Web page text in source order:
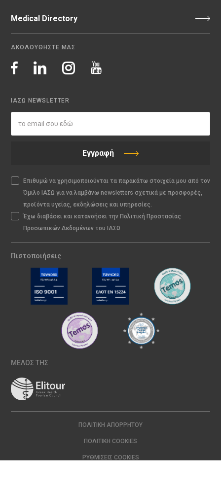
Medical Directory
ΑΚΟΛΟΥΘΗΣΤΕ ΜΑΣ
ΙΑΣΩ NEWSLETTER
Εγγραφή
Επιθυμώ να χρησιμοποιούνται τα παρακάτω στοιχεία μου από τον
Όμιλο ΙΑΣΩ για να λαμβάνω newsletters σχετικά με προσφορές,
προϊόντα υγείας, εκδηλώσεις και υπηρεσίες.
Έχω διαβάσει και κατανοήσει την Πολιτική Προστασίας
Προσωπικών Δεδομένων του ΙΑΣΩ
Πιστοποιήσεις
ΜΕΛΟΣ ΤΗΣ
ΠΟΛΙΤΙΚΉ ΑΠΟΡΡΉΤΟΥ
ΠΟΛΙΤΙΚΉ COOKIES
ΡΥΘΜΊΣΕΙΣ COOKIES